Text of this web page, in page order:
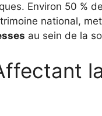
Environ 50 %
national,
au sein de la